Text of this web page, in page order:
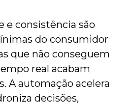
e consistência são
do consumidor
que não conseguem
real acabam
A automação acelera
decisões,